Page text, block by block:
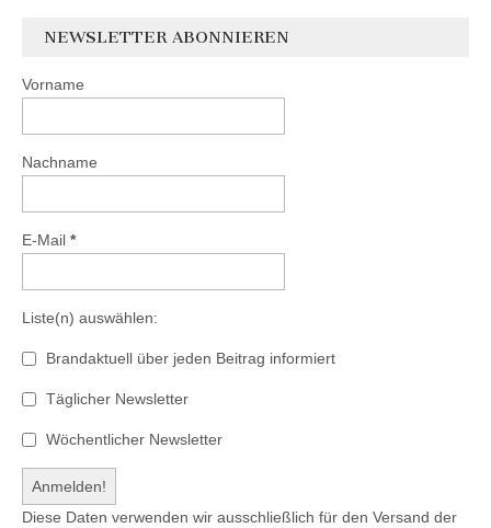
NEWSLETTER ABONNIEREN
Vorname
Nachname
E-Mail *
Liste(n) auswählen:
Brandaktuell über jeden Beitrag informiert
Täglicher Newsletter
Wöchentlicher Newsletter
Diese Daten verwenden wir ausschließlich für den Versand der